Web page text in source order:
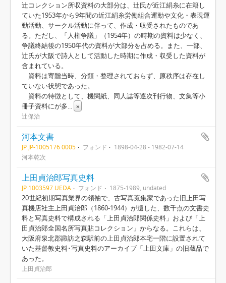
辻コレクション所収資料の大部分は、辻氏が近江絹糸に在籍し
ていた1953年から9年間の近江絹糸労働組合運動や文化・表現運
動活動、サークル活動に伴って、作成・収受されたものであ
る。ただし、「人権争議」（1954年）の時期の資料は少なく、
争議終結後の1950年代の資料が大部分を占める。また、一部、
辻氏が大阪で詩人として活動した時期に作成・収受した資料が
含まれている。
資料は寄贈当時、分類・整理されておらず、原秩序は存在し
ていない状態であった。
資料の特徴として、機関紙、同人誌等逐次刊行物、文集等小
冊子資料にが多... »
辻保治
河本文書
JP JP-1005176 0005 フォンド
1898-04-28 - 1982-07-14
河本乾次
上田貞治郎写真史料
JP 1003597 UEDA フォンド 1875-1989, undated
20世紀初期写真業界の領袖で、古写真蒐集家であった旧上田写
真機店社主上田貞治郎（1860-1944）が遺した、数千点の文書史
料と写真史料で構成される「上田貞治郎関係史料」および「上
田貞治郎全国名所写真貼コレクション」からなる。これらは、
大阪府泉北郡諏訪之森駅前の上田貞治郎本宅一階に設置されて
いた基督教史料･写真史料のアーカイブ「上田文庫」の旧蔵品で
あった。
上田貞治郎